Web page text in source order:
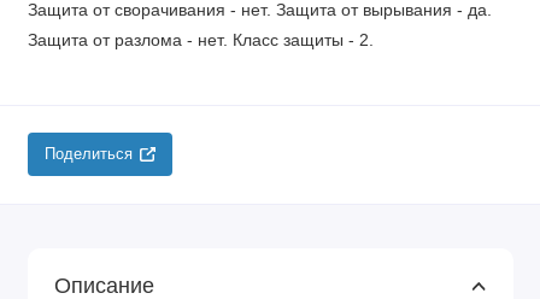
Защита от сворачивания - нет. Защита от вырывания - да.
Защита от разлома - нет. Класс защиты - 2.
Поделиться
Описание